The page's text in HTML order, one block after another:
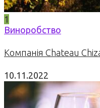
1
Виноробство
Компанія Chateau
10.11.2022